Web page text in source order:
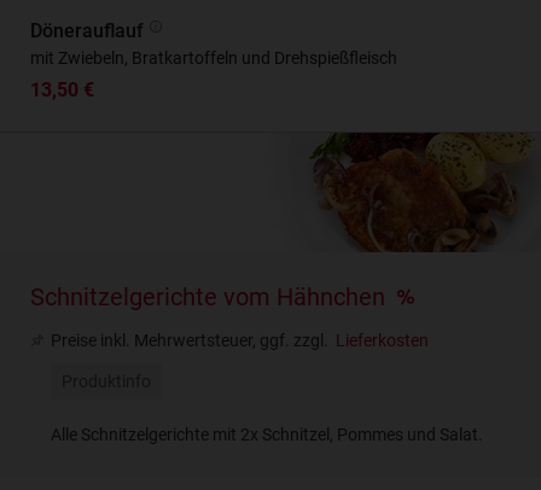
Dönerauflauf
mit Zwiebeln, Bratkartoffeln und Drehspießfleisch
13,50 €
Schnitzelgerichte vom Hähnchen
Preise inkl. Mehrwertsteuer, ggf. zzgl. Lieferkosten
Alle Schnitzelgerichte mit 2x Schnitzel, Pommes und Salat.